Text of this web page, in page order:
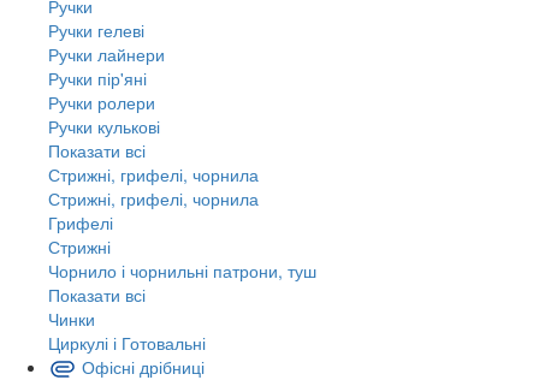
Ручки
Ручки гелеві
Ручки лайнери
Ручки пір'яні
Ручки ролери
Ручки кулькові
Показати всі
Стрижні, грифелі, чорнила
Стрижні, грифелі, чорнила
Грифелі
Стрижні
Чорнило і чорнильні патрони, туш
Показати всі
Чинки
Циркулі і Готовальні
Офісні дрібниці